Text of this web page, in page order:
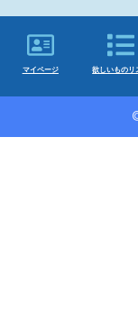
マイページ 欲しいものリ